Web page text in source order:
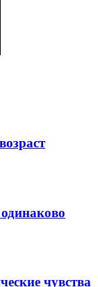
чувства